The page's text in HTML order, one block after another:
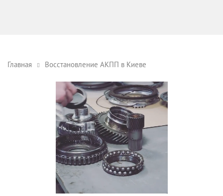
Главная Восстановление АКПП в Киеве